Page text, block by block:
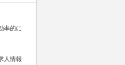
率的に
人情報